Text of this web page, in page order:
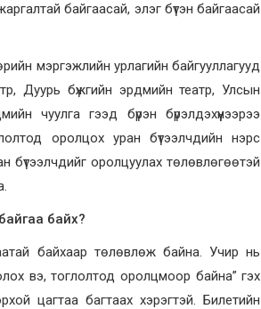
байгаасай, элэг бүтэн байгаасай
мэргэжлийн урлагийн байгууллагууд
Дуурь бүжгийн эрдмийн театр, Улсын
чуулга гээд бүрэн бүрэлдэхүүнээрээ
оролцох уран бүтээлчдийн нэрс
оролцуулах төлөвлөгөөтэй
байх?
байхаар төлөвлөж байна. Учир нь
вэ, тоглолтод оролцмоор байна” гэх
цагтаа багтаах хэрэгтэй. Билетийн